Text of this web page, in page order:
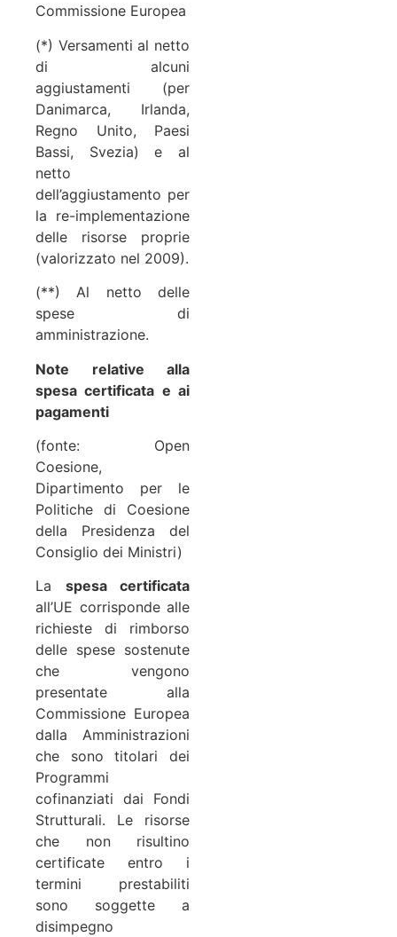
Commissione Europea
(*) Versamenti al netto
di alcuni
aggiustamenti (per
Danimarca, Irlanda,
Regno Unito, Paesi
Bassi, Svezia) e al
netto
dell’aggiustamento per
la re-implementazione
delle risorse proprie
(valorizzato nel 2009).
(**) Al netto delle
spese di
amministrazione.
Note relative alla
spesa certificata e ai
pagamenti
(fonte: Open
Coesione,
Dipartimento per le
Politiche di Coesione
della Presidenza del
Consiglio dei Ministri)
La spesa certificata
all’UE corrisponde alle
richieste di rimborso
delle spese sostenute
che vengono
presentate alla
Commissione Europea
dalla Amministrazioni
che sono titolari dei
Programmi
cofinanziati dai Fondi
Strutturali. Le risorse
che non risultino
certificate entro i
termini prestabiliti
sono soggette a
disimpegno